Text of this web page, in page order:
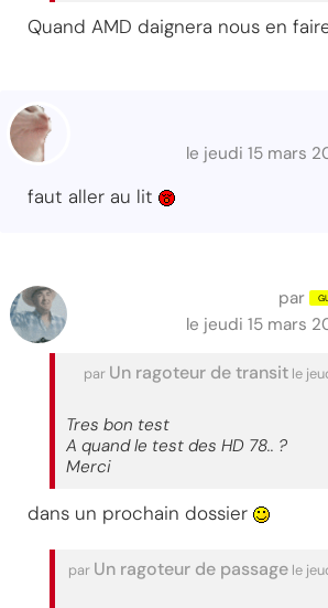
Quand AMD daignera nous en
le jeudi 15 mars
faut aller au lit
par
le jeudi 15 mars
par Un ragoteur de transit le
Tres bon test
A quand le test des HD 78.. ?
Merci
dans un prochain dossier
par Un ragoteur de passage le